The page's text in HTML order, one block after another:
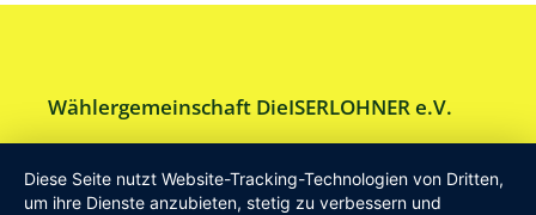
Wählergemeinschaft DieISERLOHNER e.V.
Am Drillenbusch 11 - 58638 Iserlohn
Tel:Geschäftsstelle 02371-9748599
Diese Seite nutzt Website-Tracking-Technologien von Dritten,
um ihre Dienste anzubieten, stetig zu verbessern und